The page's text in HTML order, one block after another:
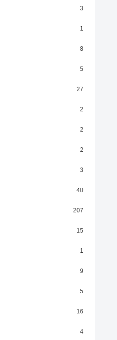
3
1
8
5
27
2
2
2
3
40
207
15
1
9
5
16
4